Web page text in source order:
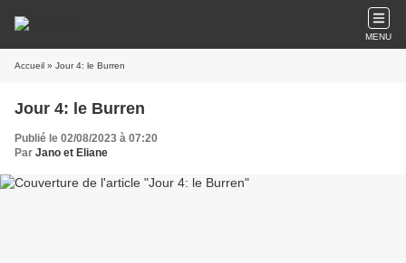
MENU
Accueil » Jour 4: le Burren
Jour 4: le Burren
Publié le 02/08/2023 à 07:20
Par Jano et Eliane